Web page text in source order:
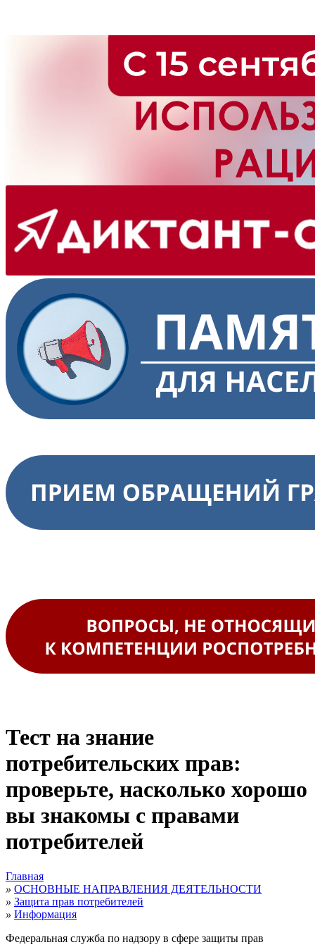
Тест на знание
потребительских прав:
проверьте, насколько хорошо
вы знакомы с правами
потребителей
Главная
» ОСНОВНЫЕ НАПРАВЛЕНИЯ ДЕЯТЕЛЬНОСТИ
» Защита прав потребителей
» Информация
Федеральная служба по надзору в сфере защиты прав